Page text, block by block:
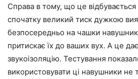
Справа в тому, що це
спочатку великий тиск дужкою
безпосередньо на чашки
притискає їх до ваших вух. А це
звукоізоляцію. Тестування
використовувати ці навушники не